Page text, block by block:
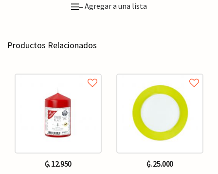
+Agregar a una lista
Productos Relacionados
₲. 12.950 ₲. 25.000